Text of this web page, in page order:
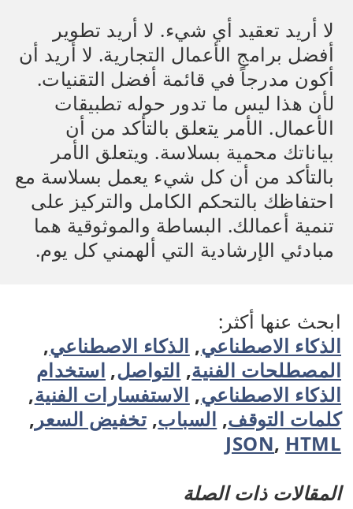
لا أريد تعقيد أي شيء. لا أريد تطوير
أفضل برامج الأعمال التجارية. لا أريد أن
أكون مدرجاً في قائمة أفضل التقنيات.
لأن هذا ليس ما تدور حوله تطبيقات
الأعمال. الأمر يتعلق بالتأكد من أن
بياناتك محمية بسلاسة. ويتعلق الأمر
بالتأكد من أن كل شيء يعمل بسلاسة مع
احتفاظك بالتحكم الكامل والتركيز على
تنمية أعمالك. البساطة والموثوقية هما
مبادئي الإرشادية التي ألهمني كل يوم.
ابحث عنها أكثر:
الذكاء الاصطناعي, الذكاء الاصطناعي,
المصطلحات الفنية, التواصل, استخدام
الذكاء الاصطناعي, الاستفسارات الفنية,
كلمات التوقف, السباب, تخفيض السعر ,
JSON, HTML
المقالات ذات الصلة